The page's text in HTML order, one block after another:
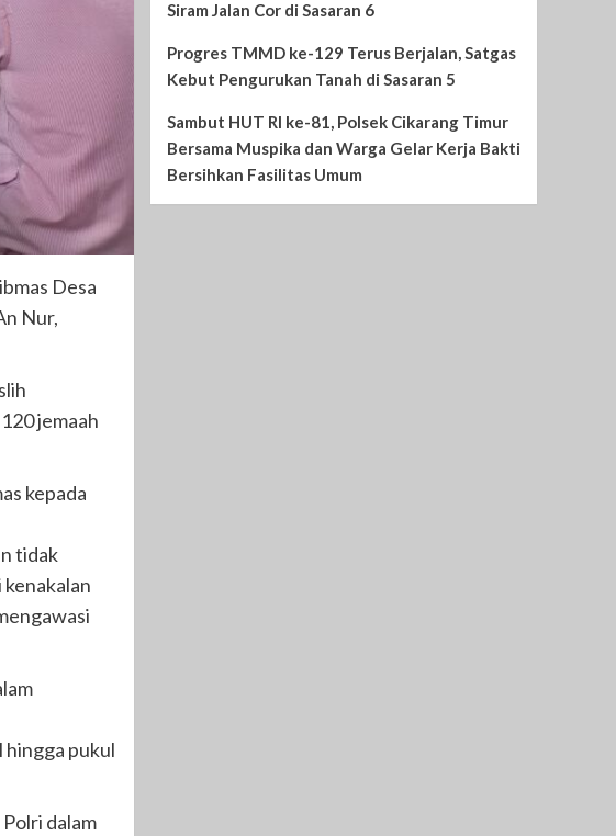
Desa
Nur,
jemaah
kepada
tidak
hingga pukul
dalam
Siram Jalan Cor di Sasaran 6
Progres TMMD ke-129 Terus Berjalan, Satgas
Kebut Pengurukan Tanah di Sasaran 5
Sambut HUT RI ke-81, Polsek Cikarang Timur
Bersama Muspika dan Warga Gelar Kerja Bakti
Bersihkan Fasilitas Umum